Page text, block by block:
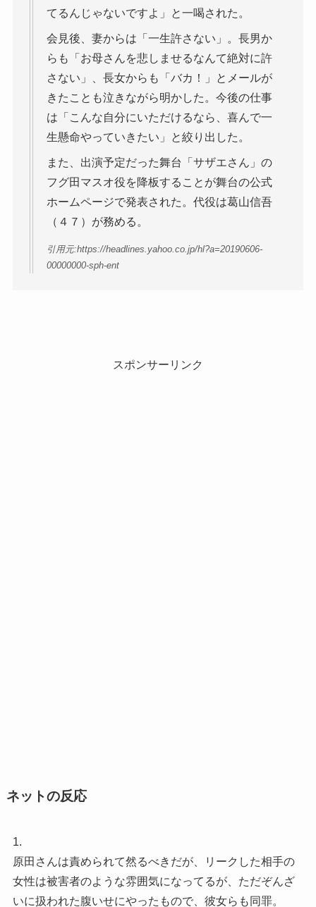
てるんじゃないですよ」と一喝された。
会見後、妻からは「一生許さない」。長男か
らも「お母さんを悲しませるなんて絶対に許
さない」、長女からも「バカ！」とメールが
きたことも泣きながら明かした。今後の仕事
は「こんな自分にいただけるなら、喜んで一
生懸命やっていきたい」と絞り出した。
また、出演予定だった舞台「サザエさん」の
フグ田マスオ役を降板することが舞台の公式
ホームページで発表された。代役は葛山信吾
（４７）が務める。
引用元:https://headlines.yahoo.co.jp/hl?a=20190606-
00000000-sph-ent
スポンサーリンク
ネットの反応
1.
原田さんは責められて然るべきだが、リークした相手の
女性は被害者のような雰囲気になってるが、ただぞんざ
いに扱われた腹いせにやったもので、彼女らも同罪。